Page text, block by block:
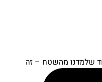
מהשטח – זה